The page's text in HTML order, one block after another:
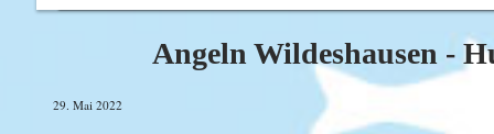
Angeln Wildeshausen -
29. Mai 2022